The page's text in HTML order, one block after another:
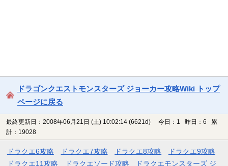
ドラゴンクエストモンスターズ ジョーカー攻略Wiki トップ
ページに戻る
最終更新日：2008年06月21日 (土) 10:02:14 (6621d)
今日：1 昨日：6 累
計：19028
ドラクエ6攻略 ドラクエ7攻略 ドラクエ8攻略
ドラクエ9攻略
ドラクエ11攻略
ドラクエソード攻略 ドラクエモンスターズ ジ